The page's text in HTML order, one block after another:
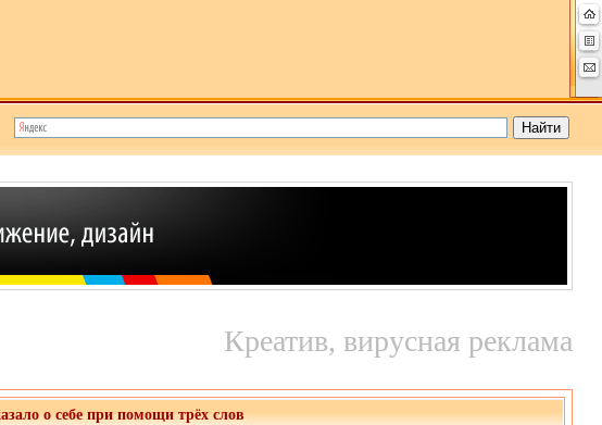
Креатив, вирусная реклама
о себе при помощи трёх слов